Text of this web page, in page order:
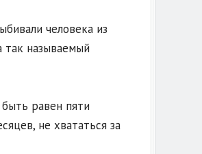
человека из
так называемый
равен пяти
не хвататься за